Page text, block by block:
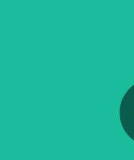
و تحول دیجیتال